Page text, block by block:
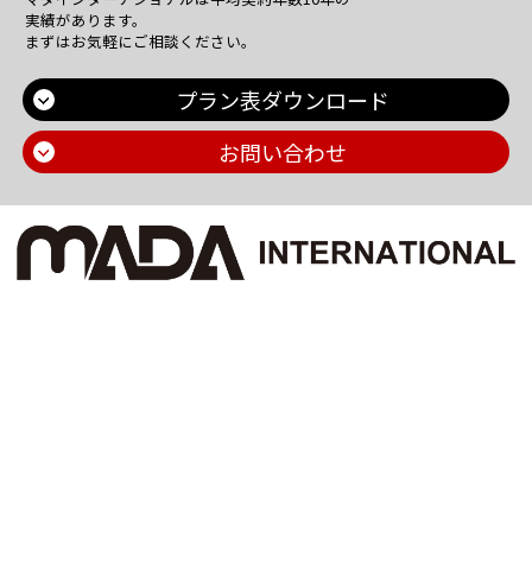
実績があります。
まずはお気軽にご相談ください。
プラン表ダウンロード
お問い合わせ